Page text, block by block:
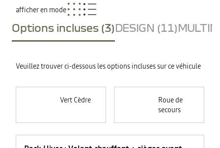
afficher en mode
Options incluses (3)DESIGN (11)
Veuillez trouver ci-dessous les options incluses sur ce véhicule
Vert Cèdre
Roue de
secours